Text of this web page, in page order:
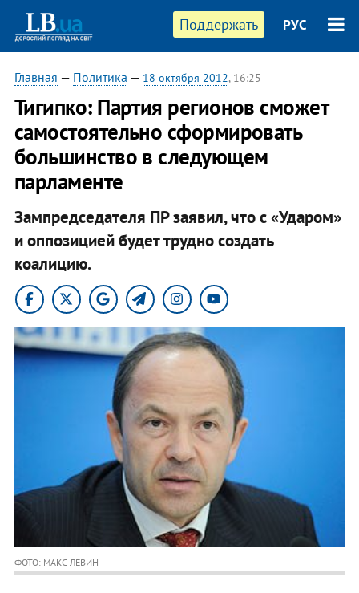
Поддержать РУС
Главная — Политика — 18 октября 2012, 16:25
Тигипко: Партия регионов сможет
самостоятельно сформировать
большинство в следующем
парламенте
Зампредседателя ПР заявил, что с «Ударом»
и оппозицией будет трудно создать
коалицию.
ФОТО: МАКС ЛЕВИН